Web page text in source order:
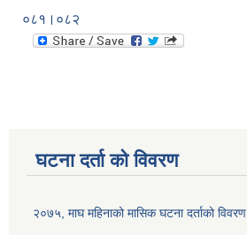
०८१।०८२
घटना दर्ता को विवरण
२०७५, माघ महिनाको मासिक घटना दर्ताको विवरण